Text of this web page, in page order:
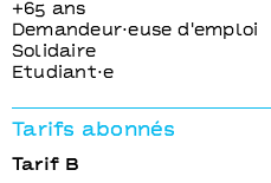
+65 ans
Demandeur⋅euse d'emploi
Solidaire
Etudiant⋅e
Tarifs abonnés
Tarif B